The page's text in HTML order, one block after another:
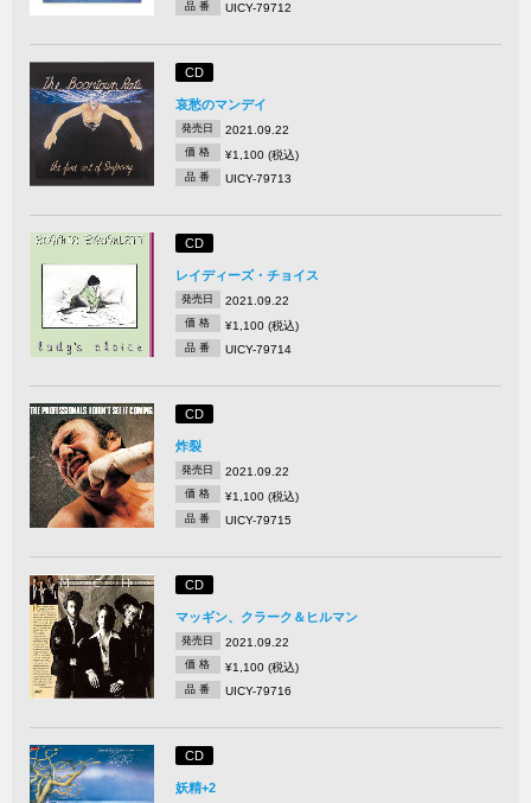
品 番 UICY-79712
CD
哀愁のマンデイ
発売日 2021.09.22
価 格 ¥1,100 (税込)
品 番 UICY-79713
CD
レイディーズ・チョイス
発売日 2021.09.22
価 格 ¥1,100 (税込)
品 番 UICY-79714
CD
炸裂
発売日 2021.09.22
価 格 ¥1,100 (税込)
品 番 UICY-79715
CD
マッギン、クラーク＆ヒルマン
発売日 2021.09.22
価 格 ¥1,100 (税込)
品 番 UICY-79716
CD
妖精+2